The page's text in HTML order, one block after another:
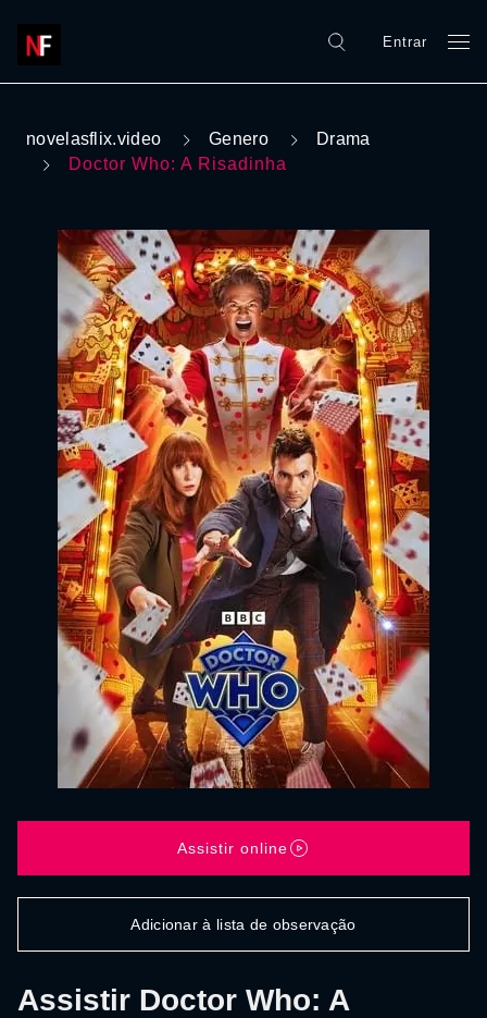
Entrar
novelasflix.video Genero
Drama
Doctor Who: A Risadinha
Assistir Doctor Who: A
Assistir online
Adicionar à lista de observação